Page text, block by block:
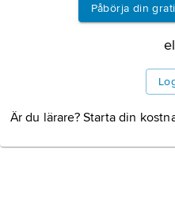
Påbörja din
Är du lärare? Starta din